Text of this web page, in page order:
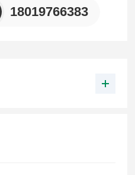
18019766383